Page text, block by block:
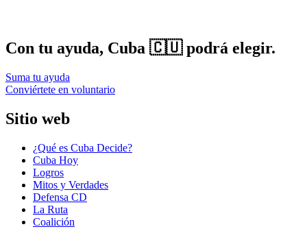
Con tu ayuda, Cuba 🇨🇺 podrá elegir.
Suma tu ayuda
Conviértete en voluntario
Sitio web
¿Qué es Cuba Decide?
Cuba Hoy
Logros
Mitos y Verdades
Defensa CD
La Ruta
Coalición